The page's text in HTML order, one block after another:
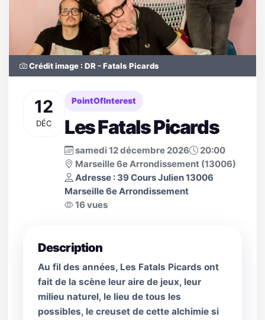
Crédit image : DR - Fatals Picards
12
DÉC
PointOfInterest
Les Fatals Picards
samedi 12 décembre 2026
20:00
Marseille 6e Arrondissement (13006)
Adresse : 39 Cours Julien 13006
Marseille 6e Arrondissement
16 vues
Description
Au fil des années, Les Fatals Picards ont
fait de la scène leur aire de jeux, leur
milieu naturel, le lieu de tous les
possibles, le creuset de cette alchimie si